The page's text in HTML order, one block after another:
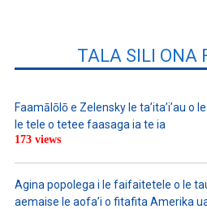
TALA SILI ONA
Faamālōlō e Zelensky le ta’ita’i’au o
le tele o tetee faasaga ia te ia
173 views
Agina popolega i le faifaitetele o le
aemaise le aofa’i o fitafita Amerika